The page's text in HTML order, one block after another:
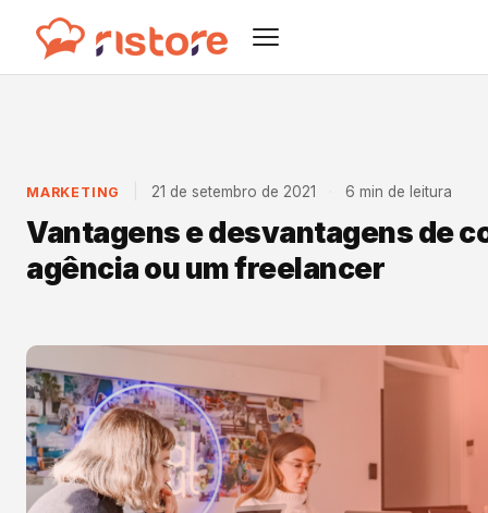
MARKETING 21 de setembro de 2021 6 min de leitura
Vantagens e desvantagens de
agência ou um freelancer